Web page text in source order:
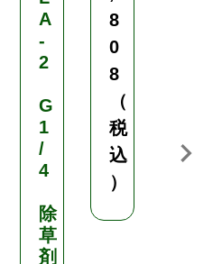
A
-
2
G
1
/
4
除
草
剤
8
0
8
（
税
込
）
,